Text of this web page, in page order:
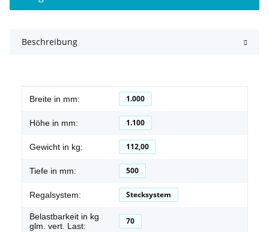
Beschreibung
Produkteigenschaft
Wert
Breite in mm: 1.000
Höhe in mm: 1.100
Gewicht in kg: 112,00
Tiefe in mm: 500
Regalsystem: Stecksystem
Belastbarkeit in kg
glm. vert. Last:
70